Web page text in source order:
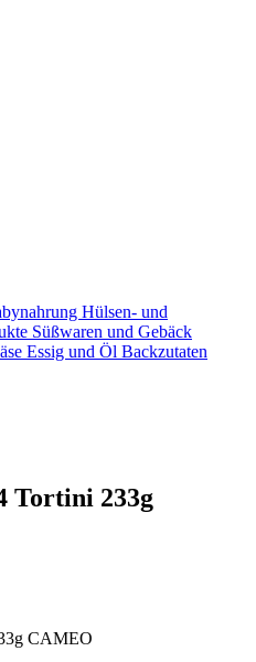
Hülsen- und
Süßwaren und Gebäck
Essig und Öl Backzutaten
Tortini 233g